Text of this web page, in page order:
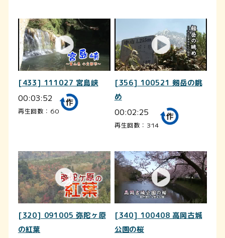
[433] 111027 宮島峡
00:03:52
再生回数：60
[356] 100521 剱岳の眺
め
00:02:25
再生回数：314
[320] 091005 弥陀ヶ原
の紅葉
[340] 100408 高岡古城
公園の桜